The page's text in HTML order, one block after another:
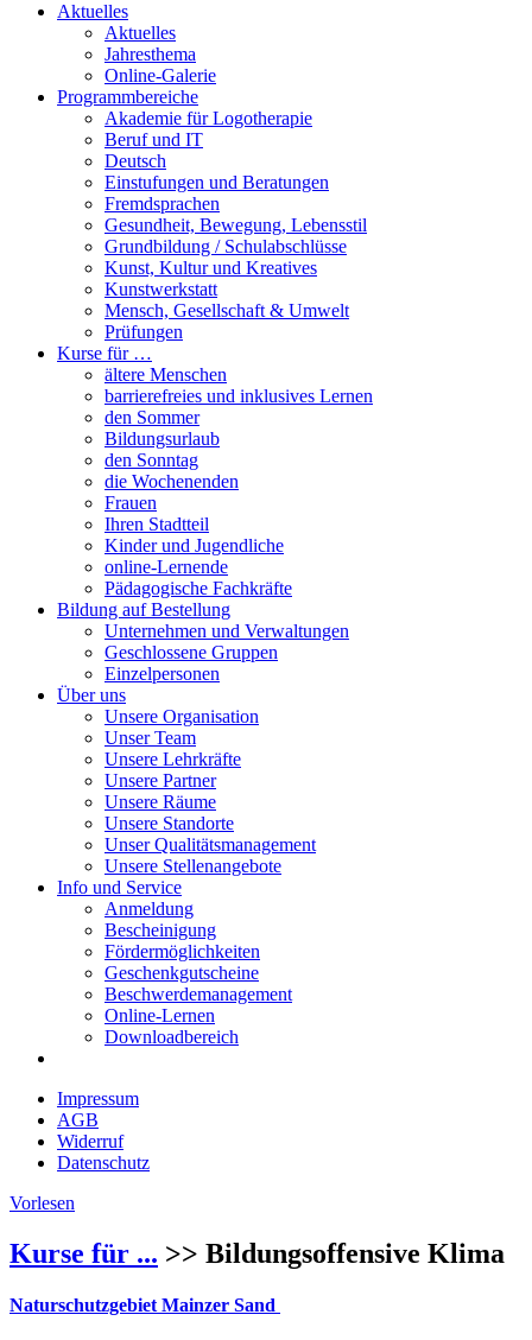
Aktuelles
Aktuelles
Jahresthema
Online-Galerie
Programmbereiche
Akademie für Logotherapie
Beruf und IT
Deutsch
Einstufungen und Beratungen
Fremdsprachen
Gesundheit, Bewegung, Lebensstil
Grundbildung / Schulabschlüsse
Kunst, Kultur und Kreatives
Kunstwerkstatt
Mensch, Gesellschaft & Umwelt
Prüfungen
Kurse für …
ältere Menschen
barrierefreies und inklusives Lernen
den Sommer
Bildungsurlaub
den Sonntag
die Wochenenden
Frauen
Ihren Stadtteil
Kinder und Jugendliche
online-Lernende
Pädagogische Fachkräfte
Bildung auf Bestellung
Unternehmen und Verwaltungen
Geschlossene Gruppen
Einzelpersonen
Über uns
Unsere Organisation
Unser Team
Unsere Lehrkräfte
Unsere Partner
Unsere Räume
Unsere Standorte
Unser Qualitätsmanagement
Unsere Stellenangebote
Info und Service
Anmeldung
Bescheinigung
Fördermöglichkeiten
Geschenkgutscheine
Beschwerdemanagement
Online-Lernen
Downloadbereich
Impressum
AGB
Widerruf
Datenschutz
Vorlesen
Kurse für ... >> Bildungsoffensive Klima
Naturschutzgebiet Mainzer Sand